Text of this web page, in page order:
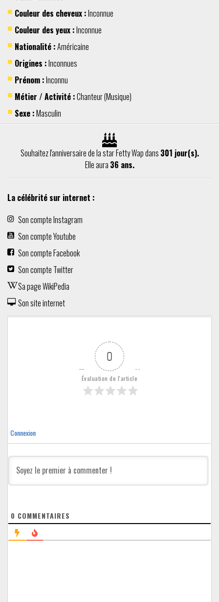
Couleur des cheveux :Inconnue
Couleur des yeux :Inconnue
Nationalité :Américaine
Origines :Inconnues
Prénom :Inconnu
Métier / Activité :Chanteur(Musique)
Sexe :Masculin
Souhaitez l'anniversaire de la star Fetty Wap dans 301 jour(s).
Elle aura 36 ans.
La célébrité sur internet :
Son compte Instagram
Son compte Youtube
Son compte Facebook
Son compte Twitter
Sa page WikiPedia
Son site internet
0
Évaluation de l'article
Connexion
0 COMMENTAIRES